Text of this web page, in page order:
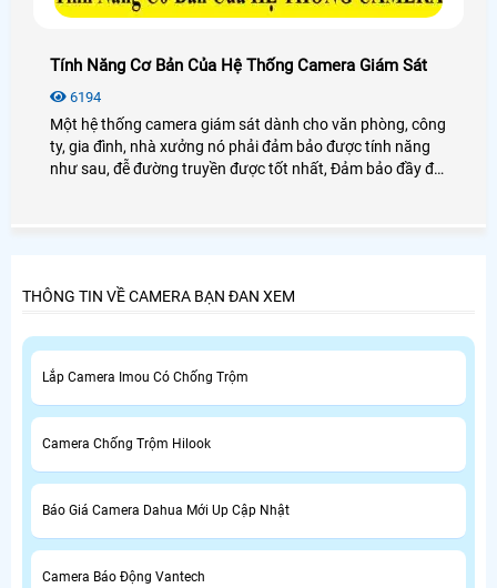
Tính Năng Cơ Bản Của Hệ Thống Camera Giám Sát
6194
Một hệ thống camera giám sát dành cho văn phòng, công
ty, gia đình, nhà xưởng nó phải đảm bảo được tính năng
như sau, đễ đường truyền được tốt nhất, Đảm bảo đầy đủ
THÔNG TIN VỀ CAMERA BẠN ĐAN XEM
Lắp Camera Imou Có Chống Trộm
Camera Chống Trộm Hilook
Báo Giá Camera Dahua Mới Up Cập Nhật
Camera Báo Động Vantech